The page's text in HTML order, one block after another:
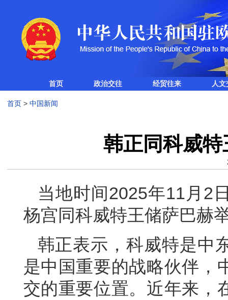
首页 政治交往 经贸往来 人
首页> 中国新闻
韩正同科威
当地时间2025年11月2
杨宫同科威特王储萨巴赫
韩正表示，科威特是中
是中国重要的战略伙伴，
交的重要位置。近年来，